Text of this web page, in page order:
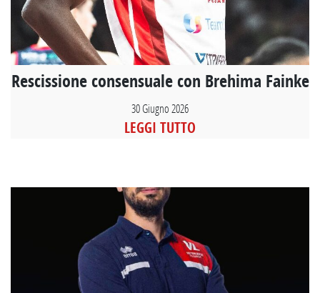
Rescissione consensuale con Brehima Fainke
30 Giugno 2026
LEGGI TUTTO